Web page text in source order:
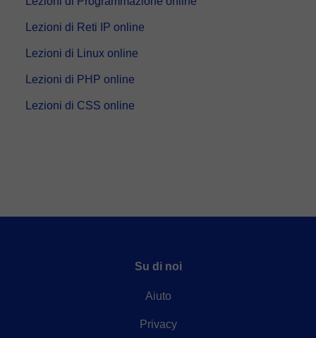
Lezioni di Reti IP online
Lezioni di Linux online
Lezioni di PHP online
Lezioni di CSS online
Su di noi
Aiuto
Privacy